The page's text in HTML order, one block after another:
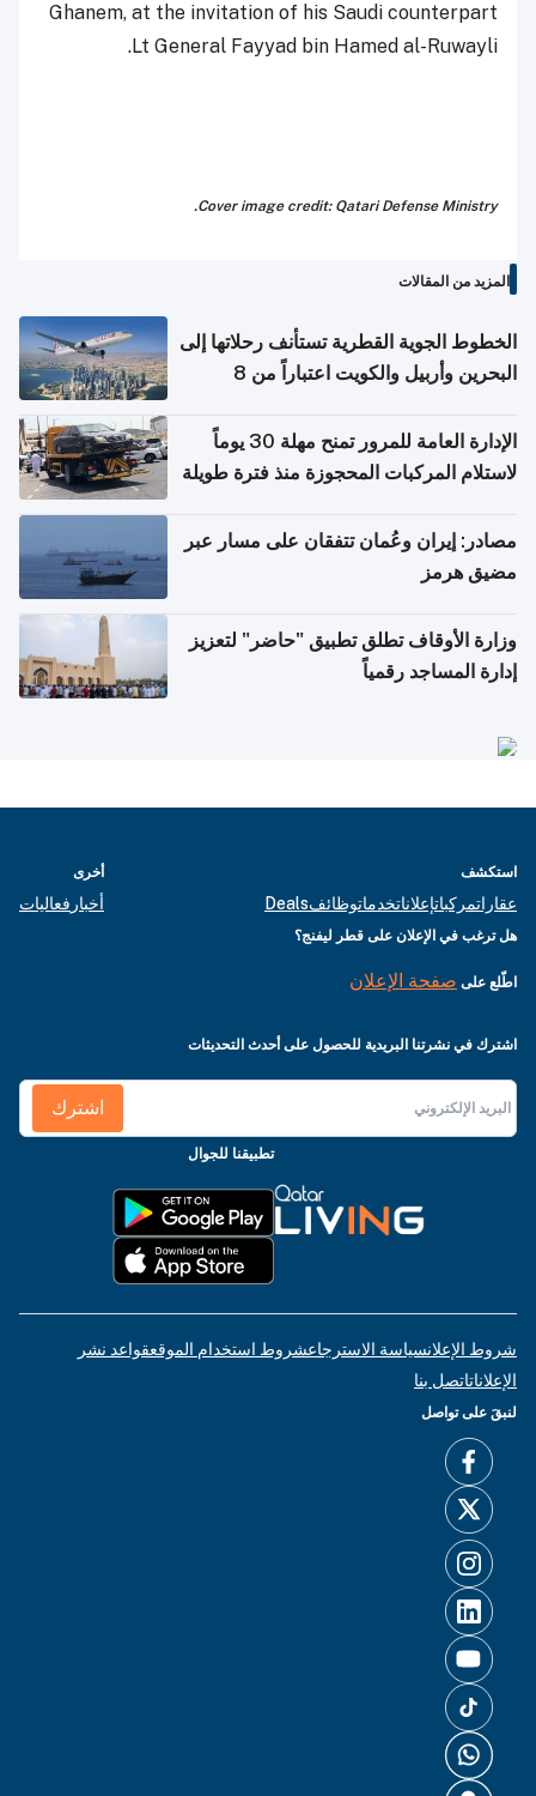
Ghanem, at the invitation of his Saudi counterpart
Lt General Fayyad bin Hamed al-Ruwayli.
Cover image credit: Qatari Defense Ministry.
المزيد من المقالات
الخطوط الجوية القطرية تستأنف رحلاتها إلى
البحرين وأربيل والكويت اعتباراً من 8
الإدارة العامة للمرور تمنح مهلة 30 يوماً
لاستلام المركبات المحجوزة منذ فترة طويلة
مصادر: إيران وعُمان تتفقان على مسار عبر
مضيق هرمز
وزارة الأوقاف تطلق تطبيق "حاضر" لتعزيز
إدارة المساجد رقمياً
استكشف
عقاراتمركباتإعلاناتخدماتوظائفDeals
أخرى
أخبار فعاليات
هل ترغب في الإعلان على قطر ليفنج؟
اطّلع على صفحة الإعلان
اشترك في نشرتنا البريدية للحصول على أحدث التحديثات
اشترك
تطبيقنا للجوال
شروط الإعلانسياسة الاسترجاعشروط استخدام الموقعقواعد نشر
الإعلاناتاتصل بنا
لنبقَ على تواصل